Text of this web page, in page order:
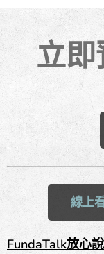
立
線上
FundaTalk放心說